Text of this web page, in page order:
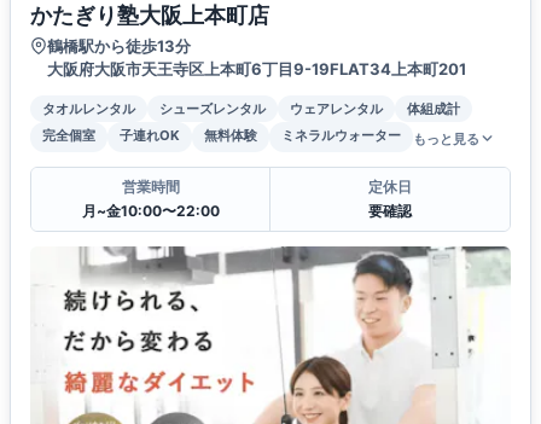
かたぎり塾大阪上本町店
鶴橋駅から徒歩13分
大阪府大阪市天王寺区上本町6丁目9-19FLAT34上本町201
タオルレンタル シューズレンタル ウェアレンタル
体組成計
完全個室
子連れOK 無料体験 ミネラルウォーター もっと見る
営業時間
月~金10:00〜22:00
定休日
要確認